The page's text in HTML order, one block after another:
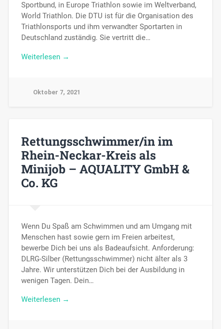
Sportbund, in Europe Triathlon sowie im Weltverband,
World Triathlon. Die DTU ist für die Organisation des
Triathlonsports und ihm verwandter Sportarten in
Deutschland zuständig. Sie vertritt die…
Weiterlesen →
Oktober 7, 2021
Rettungsschwimmer/in im
Rhein-Neckar-Kreis als
Minijob – AQUALITY GmbH &
Co. KG
Wenn Du Spaß am Schwimmen und am Umgang mit
Menschen hast sowie gern im Freien arbeitest,
bewerbe Dich bei uns als Badeaufsicht. Anforderung:
DLRG-Silber (Rettungsschwimmer) nicht älter als 3
Jahre. Wir unterstützen Dich bei der Ausbildung in
wenigen Tagen. Dein…
Weiterlesen →